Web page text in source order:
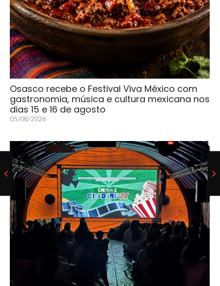
Osasco recebe o Festival Viva México com
gastronomia, música e cultura mexicana nos
dias 15 e 16 de agosto
05/08/2026